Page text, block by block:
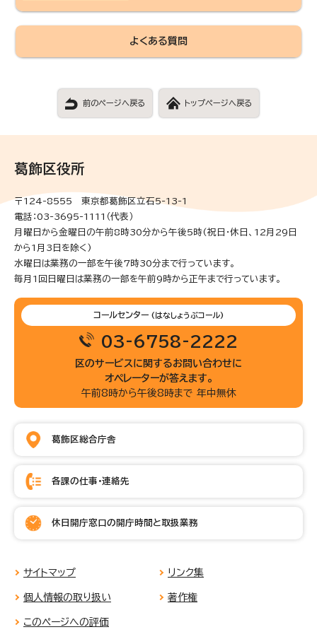
よくある質問
前のページへ戻る トップページへ戻る
葛飾区役所
〒124-8555 東京都葛飾区立石5-13-1
電話：03-3695-1111（代表）
月曜日から金曜日の午前8時30分から午後5時(祝日・休日、12月29日
から1月3日を除く)
水曜日は業務の一部を午後7時30分まで行っています。
毎月1回日曜日は業務の一部を午前9時から正午まで行っています。
コールセンター (はなしょうぶコール)
03-6758-2222
区のサービスに関するお問い合わせに
オペレーターが答えます。
午前8時から午後8時まで 年中無休
葛飾区総合庁舎
各課の仕事・連絡先
休日開庁窓口の開庁時間と取扱業務
サイトマップ リンク集
個人情報の取り扱い 著作権
このページへの評価